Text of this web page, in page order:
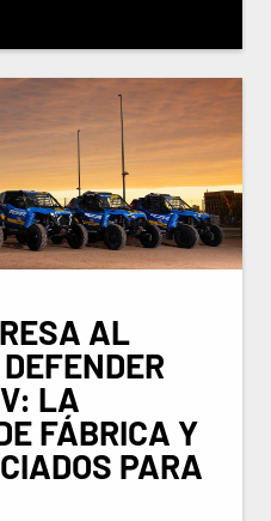
AL
LA
FÁBRICA Y
PARA